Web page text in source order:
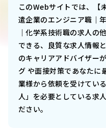
このWebサイトでは、
遣企業のエンジニア職｜
｜化学系技術職の求人の
できる、良質な求人情報
のキャリアアドバイザー
グ や面接対策であなたに
業様から依頼を受けてい
人」を必要としている求
ださい。